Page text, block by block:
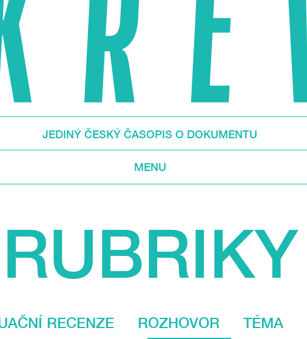
JEDINÝ ČESKÝ ČASOPIS O DOKUMENTU
MENU
RUBRIKY
RECENZE ROZHOVOR TÉMA